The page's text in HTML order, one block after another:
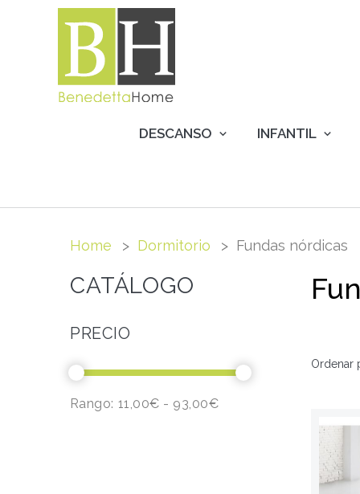
DESCANSO INFANTIL
Home Dormitorio Fundas nórdicas
Ordenar
CATÁLOGO
PRECIO
Rango: 11,00€ - 93,00€